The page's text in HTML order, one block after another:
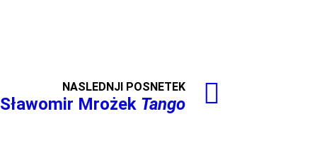
NASLEDNJI POSNETEK
Sławomir Mrożek Tango